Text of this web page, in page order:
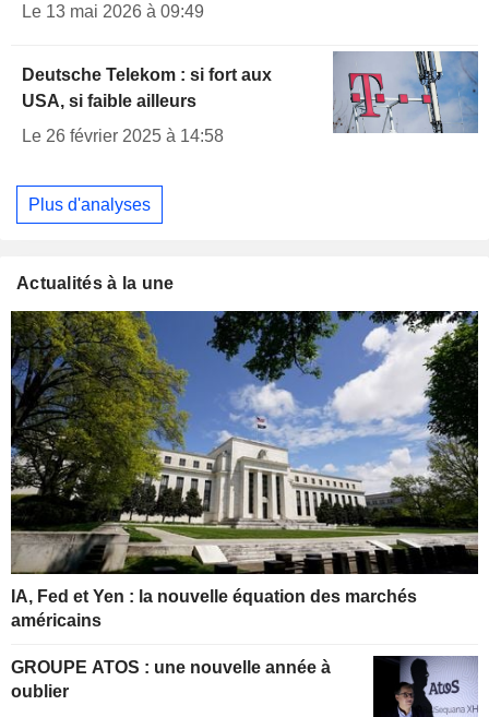
Le 13 mai 2026 à 09:49
Deutsche Telekom : si fort aux
USA, si faible ailleurs
Le 26 février 2025 à 14:58
Plus d'analyses
Actualités à la une
IA, Fed et Yen : la nouvelle équation des marchés
américains
GROUPE ATOS : une nouvelle année à
oublier